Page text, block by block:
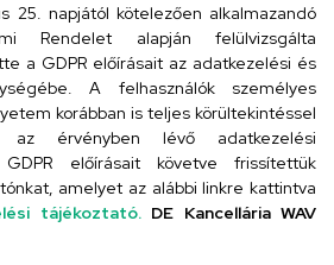
Kossuth utca 33.
telefonkönyv
25. napjától kötelezően alkalmazandó
Rendelet alapján felülvizsgálta
a GDPR előírásait az adatkezelési és
A felhasználók személyes
korábban is teljes körültekintéssel
az érvényben lévő adatkezelési
GDPR előírásait követve frissítettük
amelyet az alábbi linkre kattintva
tájékoztató. DE Kancellária WAV